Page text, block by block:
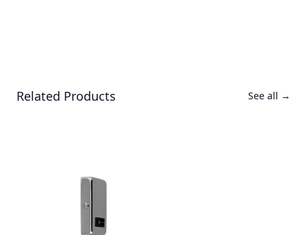
Related Products See all →